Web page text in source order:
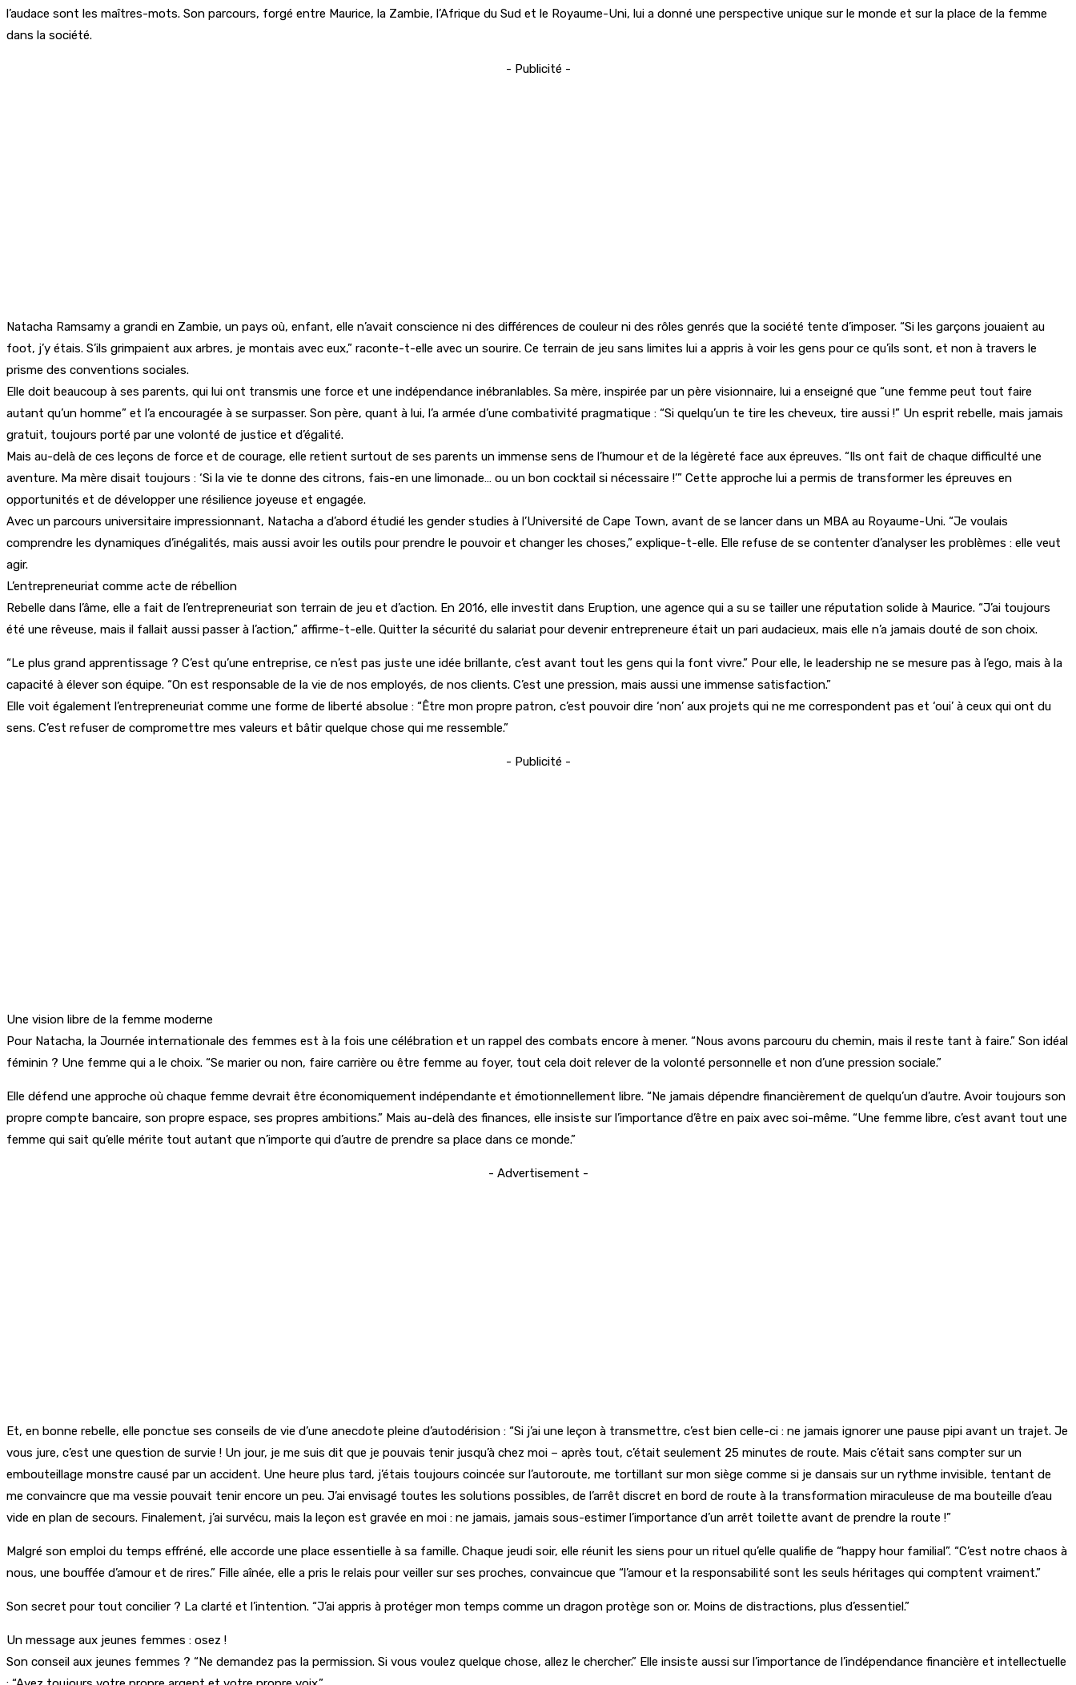
l’audace sont les maîtres-mots. Son parcours, forgé entre Maurice, la Zambie, l’Afrique du Sud et le Royaume-Uni, lui a donné une perspective unique sur le monde et sur la place de la femme
dans la société.
- Publicité -
Natacha Ramsamy a grandi en Zambie, un pays où, enfant, elle n’avait conscience ni des différences de couleur ni des rôles genrés que la société tente d’imposer. “Si les garçons jouaient au
foot, j’y étais. S’ils grimpaient aux arbres, je montais avec eux,” raconte-t-elle avec un sourire. Ce terrain de jeu sans limites lui a appris à voir les gens pour ce qu’ils sont, et non à travers le
prisme des conventions sociales.
Elle doit beaucoup à ses parents, qui lui ont transmis une force et une indépendance inébranlables. Sa mère, inspirée par un père visionnaire, lui a enseigné que “une femme peut tout faire
autant qu’un homme” et l’a encouragée à se surpasser. Son père, quant à lui, l’a armée d’une combativité pragmatique : “Si quelqu’un te tire les cheveux, tire aussi !” Un esprit rebelle, mais jamais
gratuit, toujours porté par une volonté de justice et d’égalité.
Mais au-delà de ces leçons de force et de courage, elle retient surtout de ses parents un immense sens de l’humour et de la légèreté face aux épreuves. “Ils ont fait de chaque difficulté une
aventure. Ma mère disait toujours : ‘Si la vie te donne des citrons, fais-en une limonade… ou un bon cocktail si nécessaire !’” Cette approche lui a permis de transformer les épreuves en
opportunités et de développer une résilience joyeuse et engagée.
Avec un parcours universitaire impressionnant, Natacha a d’abord étudié les gender studies à l’Université de Cape Town, avant de se lancer dans un MBA au Royaume-Uni. “Je voulais
comprendre les dynamiques d’inégalités, mais aussi avoir les outils pour prendre le pouvoir et changer les choses,” explique-t-elle. Elle refuse de se contenter d’analyser les problèmes : elle veut
agir.
L’entrepreneuriat comme acte de rébellion
Rebelle dans l’âme, elle a fait de l’entrepreneuriat son terrain de jeu et d’action. En 2016, elle investit dans Eruption, une agence qui a su se tailler une réputation solide à Maurice. “J’ai toujours
été une rêveuse, mais il fallait aussi passer à l’action,” affirme-t-elle. Quitter la sécurité du salariat pour devenir entrepreneure était un pari audacieux, mais elle n’a jamais douté de son choix.
“Le plus grand apprentissage ? C’est qu’une entreprise, ce n’est pas juste une idée brillante, c’est avant tout les gens qui la font vivre.” Pour elle, le leadership ne se mesure pas à l’ego, mais à la
capacité à élever son équipe. “On est responsable de la vie de nos employés, de nos clients. C’est une pression, mais aussi une immense satisfaction.”
Elle voit également l’entrepreneuriat comme une forme de liberté absolue : “Être mon propre patron, c’est pouvoir dire ‘non’ aux projets qui ne me correspondent pas et ‘oui’ à ceux qui ont du
sens. C’est refuser de compromettre mes valeurs et bâtir quelque chose qui me ressemble.”
- Publicité -
Une vision libre de la femme moderne
Pour Natacha, la Journée internationale des femmes est à la fois une célébration et un rappel des combats encore à mener. “Nous avons parcouru du chemin, mais il reste tant à faire.” Son idéal
féminin ? Une femme qui a le choix. “Se marier ou non, faire carrière ou être femme au foyer, tout cela doit relever de la volonté personnelle et non d’une pression sociale.”
Elle défend une approche où chaque femme devrait être économiquement indépendante et émotionnellement libre. “Ne jamais dépendre financièrement de quelqu’un d’autre. Avoir toujours son
propre compte bancaire, son propre espace, ses propres ambitions.” Mais au-delà des finances, elle insiste sur l’importance d’être en paix avec soi-même. “Une femme libre, c’est avant tout une
femme qui sait qu’elle mérite tout autant que n’importe qui d’autre de prendre sa place dans ce monde.”
- Advertisement -
Et, en bonne rebelle, elle ponctue ses conseils de vie d’une anecdote pleine d’autodérision : “Si j’ai une leçon à transmettre, c’est bien celle-ci : ne jamais ignorer une pause pipi avant un trajet. Je
vous jure, c’est une question de survie ! Un jour, je me suis dit que je pouvais tenir jusqu’à chez moi – après tout, c’était seulement 25 minutes de route. Mais c’était sans compter sur un
embouteillage monstre causé par un accident. Une heure plus tard, j’étais toujours coincée sur l’autoroute, me tortillant sur mon siège comme si je dansais sur un rythme invisible, tentant de
me convaincre que ma vessie pouvait tenir encore un peu. J’ai envisagé toutes les solutions possibles, de l’arrêt discret en bord de route à la transformation miraculeuse de ma bouteille d’eau
vide en plan de secours. Finalement, j’ai survécu, mais la leçon est gravée en moi : ne jamais, jamais sous-estimer l’importance d’un arrêt toilette avant de prendre la route !”
Malgré son emploi du temps effréné, elle accorde une place essentielle à sa famille. Chaque jeudi soir, elle réunit les siens pour un rituel qu’elle qualifie de “happy hour familial”. “C’est notre chaos à
nous, une bouffée d’amour et de rires.” Fille aînée, elle a pris le relais pour veiller sur ses proches, convaincue que “l’amour et la responsabilité sont les seuls héritages qui comptent vraiment.”
Son secret pour tout concilier ? La clarté et l’intention. “J’ai appris à protéger mon temps comme un dragon protège son or. Moins de distractions, plus d’essentiel.”
Un message aux jeunes femmes : osez !
Son conseil aux jeunes femmes ? “Ne demandez pas la permission. Si vous voulez quelque chose, allez le chercher.” Elle insiste aussi sur l’importance de l’indépendance financière et intellectuelle